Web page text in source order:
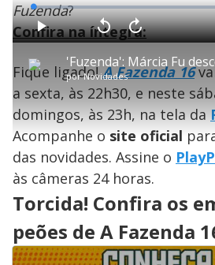
Fuzenda?
Confira na íntegra:
P
l
a
y
porNovidades
P V
t
a
r
1
0
n
d
s
A
n
ç
a
e
u
n
o
s
u
d
o
L
o
a
d
e
:
1
.
6
5
%
Fique ligado!A Fazenda 16
a sexta, às 22h30, e neste
domingos, às 23h, na tela da
Acompanhe o site oficial
das novidades. Assine o
às câmeras 24 horas.
Torcida! Confira os
peões de A Fazenda